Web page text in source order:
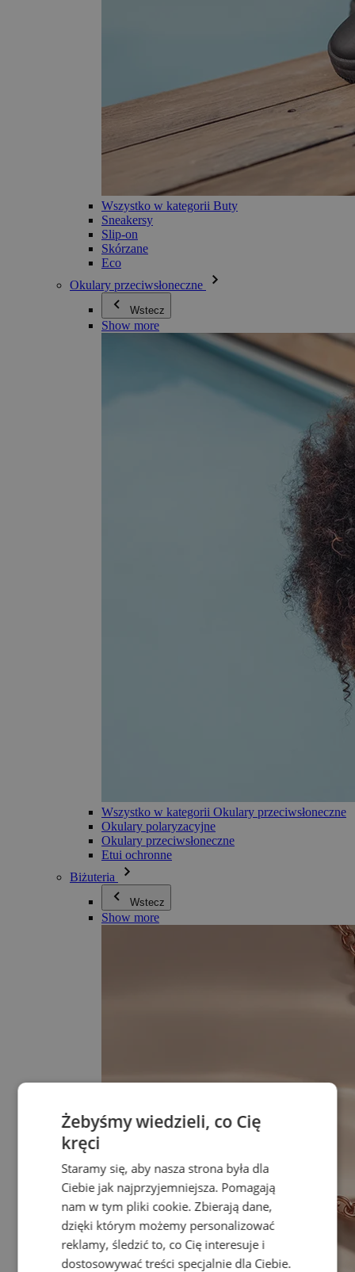
Wszystko w kategorii Buty
Sneakersy
Slip-on
Skórzane
Eco
Okulary przeciwsłoneczne
Wstecz
Show more
Wszystko w kategorii Okulary przeciwsłoneczne
Okulary polaryzacyjne
Okulary przeciwsłoneczne
Etui ochronne
Biżuteria
Wstecz
Show more
Żebyśmy wiedzieli, co Cię
kręci
Staramy się, aby nasza strona była dla
Ciebie jak najprzyjemniejsza. Pomagają
nam w tym pliki cookie. Zbierają dane,
dzięki którym możemy personalizować
reklamy, śledzić to, co Cię interesuje i
dostosowywać treści specjalnie dla Ciebie.